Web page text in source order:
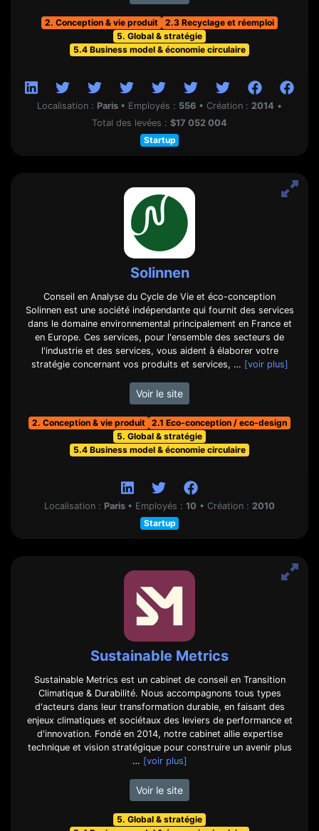
2. Conception & vie produit
2.3 Recyclage et réemploi
5. Global & stratégie
5.4 Business model & économie circulaire
Localisation : Paris • Employés : 556 • Création : 2014 •
Total des levées : $17 052 004
Startup
Solinnen
Conseil en Analyse du Cycle de Vie et éco-conception
Solinnen est une société indépendante qui fournit des services
dans le domaine environnemental principalement en France et
en Europe. Ces services, pour l'ensemble des secteurs de
l'industrie et des services, vous aident à élaborer votre
stratégie concernant vos produits et services, … [voir plus]
Voir le site
2. Conception & vie produit
2.1 Eco-conception / eco-design
5. Global & stratégie
5.4 Business model & économie circulaire
Localisation : Paris • Employés : 10 • Création : 2010
Startup
Sustainable Metrics
Sustainable Metrics est un cabinet de conseil en Transition
Climatique & Durabilité. Nous accompagnons tous types
d'acteurs dans leur transformation durable, en faisant des
enjeux climatiques et sociétaux des leviers de performance et
d'innovation. Fondé en 2014, notre cabinet allie expertise
technique et vision stratégique pour construire un avenir plus
… [voir plus]
Voir le site
5. Global & stratégie